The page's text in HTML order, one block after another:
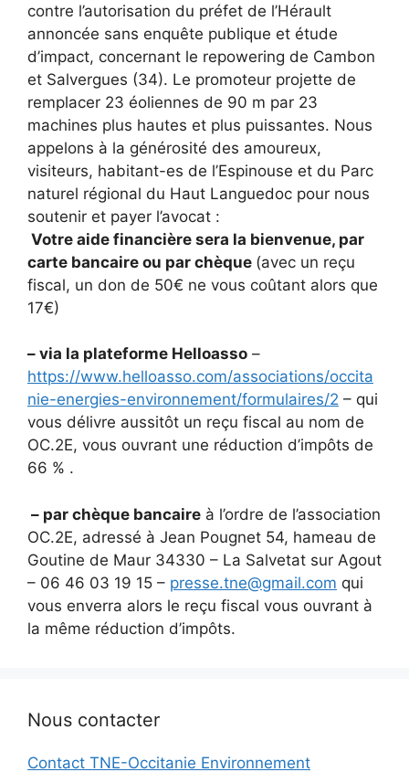
contre l’autorisation du préfet de l’Hérault
annoncée sans enquête publique et étude
d’impact, concernant le repowering de Cambon
et Salvergues (34). Le promoteur projette de
remplacer 23 éoliennes de 90 m par 23
machines plus hautes et plus puissantes. Nous
appelons à la générosité des amoureux,
visiteurs, habitant-es de l’Espinouse et du Parc
naturel régional du Haut Languedoc pour nous
soutenir et payer l’avocat :
Votre aide financière sera la bienvenue, par
carte bancaire ou par chèque (avec un reçu
fiscal, un don de 50€ ne vous coûtant alors que
17€)
– via la plateforme Helloasso –
https://www.helloasso.com/associations/occita
nie-energies-environnement/formulaires/2 – qui
vous délivre aussitôt un reçu fiscal au nom de
OC.2E, vous ouvrant une réduction d’impôts de
66 % .
– par chèque bancaire à l’ordre de l’association
OC.2E, adressé à Jean Pougnet 54, hameau de
Goutine de Maur 34330 – La Salvetat sur Agout
– 06 46 03 19 15 – presse.tne@gmail.com qui
vous enverra alors le reçu fiscal vous ouvrant à
la même réduction d’impôts.
Nous contacter
Contact TNE-Occitanie Environnement